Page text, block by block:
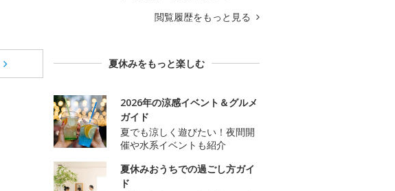
閲覧履歴をもっと見る
夏休みをもっと楽しむ
2026年の涼感イベント＆グルメ
ガイド
夏でも涼しく遊びたい！夜間開
催や水系イベントも紹介
夏休みおうちでの過ごし方ガイ
ド